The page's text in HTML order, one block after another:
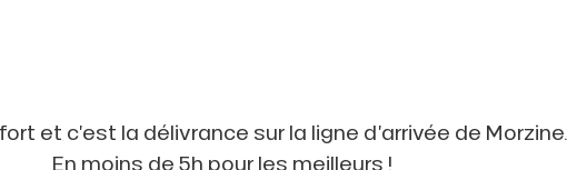
et c’est la délivrance sur la ligne d’arrivée de Morzine.
En moins de 5h pour les meilleurs !